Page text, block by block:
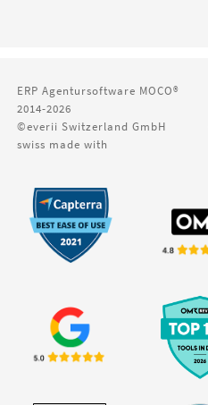
ERP Agentursoftware MOCO®
2014-2026
©everii Switzerland GmbH
swiss made with